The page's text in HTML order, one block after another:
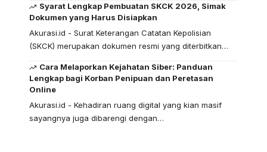
Syarat Lengkap Pembuatan SKCK 2026, Simak
Dokumen yang Harus Disiapkan
Akurasi.id - Surat Keterangan Catatan Kepolisian
(SKCK) merupakan dokumen resmi yang diterbitkan…
Cara Melaporkan Kejahatan Siber: Panduan
Lengkap bagi Korban Penipuan dan Peretasan
Online
Akurasi.id - Kehadiran ruang digital yang kian masif
sayangnya juga dibarengi dengan…